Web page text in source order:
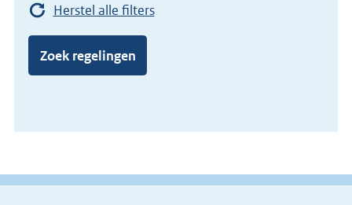
Herstel alle filters
Zoek regelingen